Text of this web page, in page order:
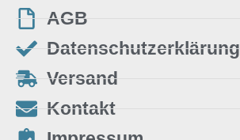
AGB
Datenschutzerklärung
Versand
Kontakt